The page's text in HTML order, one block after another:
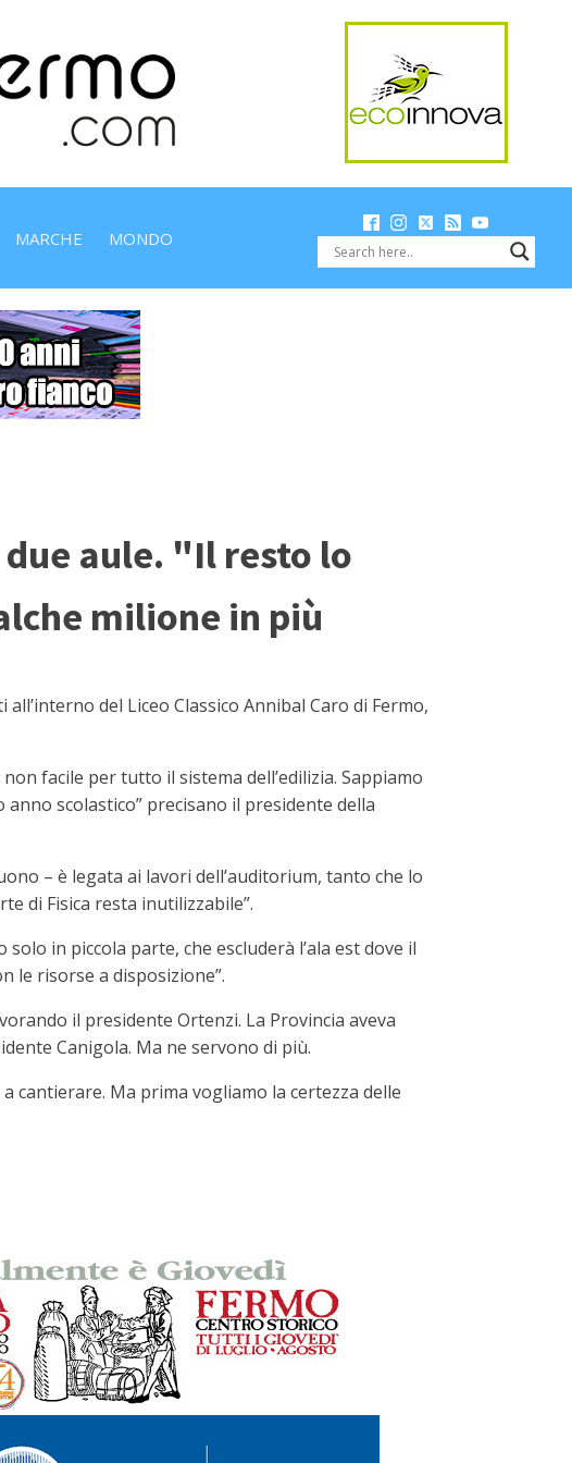
MARCHE MONDO
aule. "Il resto lo
milione in più
del Liceo Classico Annibal Caro di Fermo,
facile per tutto il sistema dell’edilizia. Sappiamo
scolastico” precisano il presidente della
– è legata ai lavori dell’auditorium, tanto che lo
di Fisica resta inutilizzabile”.
in piccola parte, che escluderà l’ala est dove il
le risorse a disposizione”.
il presidente Ortenzi. La Provincia aveva
Canigola. Ma ne servono di più.
cantierare. Ma prima vogliamo la certezza delle